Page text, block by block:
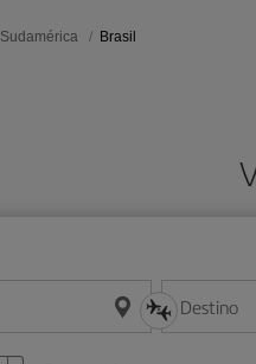
Sudamérica Brasil
Destino